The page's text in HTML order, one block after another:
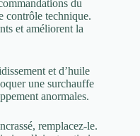
du
contrôle technique.
et améliorent la
et d’huile
une surchauffe
anormales.
remplacez-le.